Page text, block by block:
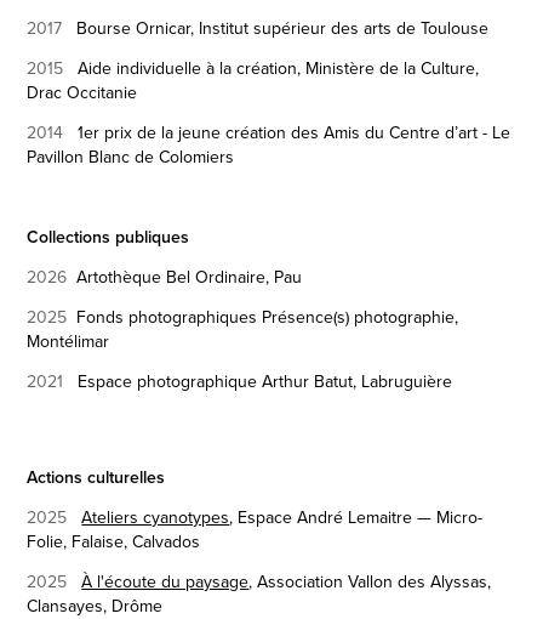
2017 Bourse Ornicar, Institut supérieur des arts de Toulouse
2015 Aide individuelle à la création, Ministère de la Culture,
Drac Occitanie
2014 1er prix de la jeune création des Amis du Centre d’art - Le
Pavillon Blanc de Colomiers
Collections publiques
2026Artothèque Bel Ordinaire, Pau
2025 Fonds photographiques Présence(s) photographie,
Montélimar
2021
Espace photographique Arthur Batut, Labruguière
Actions culturelles
2025Ateliers cyanotypes, Espace André Lemaitre — Micro-
Folie, Falaise, Calvados
2025À l'écoute du paysage, Association Vallon des Alyssas,
Clansayes, Drôme